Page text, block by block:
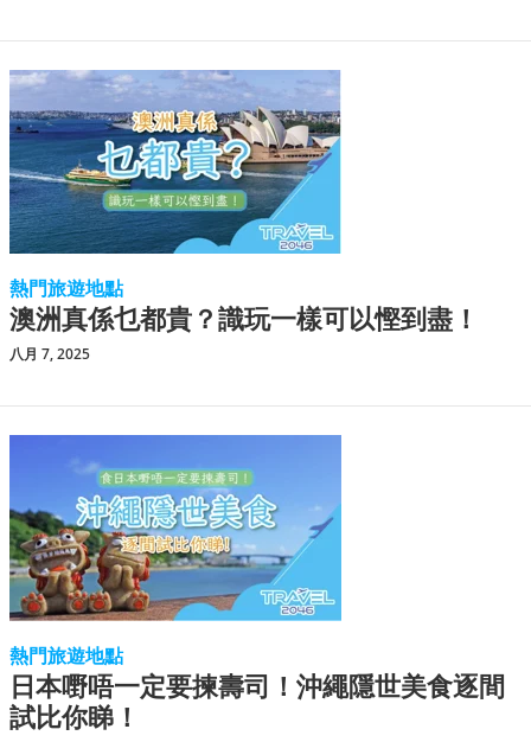
熱門旅遊地點
澳洲真係乜都貴？識玩一樣可以慳到盡！
八月 7, 2025
熱門旅遊地點
日本嘢唔一定要揀壽司！沖繩隱世美食逐間
試比你睇！